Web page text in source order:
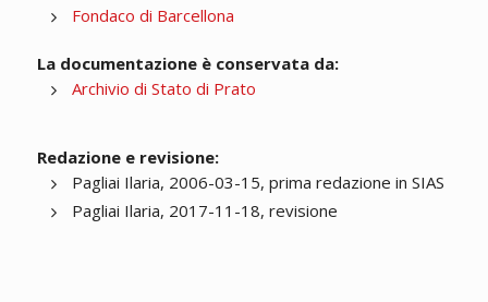
Fondaco di Barcellona
La documentazione è conservata da:
Archivio di Stato di Prato
Redazione e revisione:
Pagliai Ilaria, 2006-03-15, prima redazione in SIAS
Pagliai Ilaria, 2017-11-18, revisione